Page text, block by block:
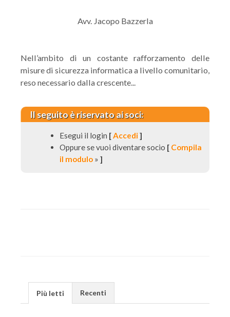
Avv. Jacopo Bazzerla
Nell’ambito di un costante rafforzamento delle
misure di sicurezza informatica a livello comunitario,
reso necessario dalla crescente...
Il seguito è riservato ai soci:
Esegui il login [Accedi]
Oppure se vuoi diventare socio [ Compila
il modulo » ]
Più letti Recenti